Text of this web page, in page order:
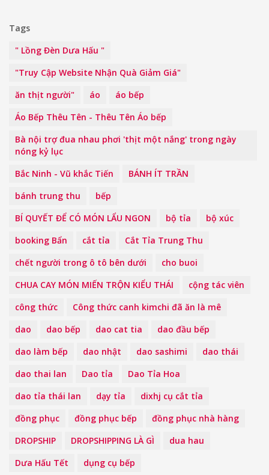
Tags
" Lồng Đèn Dưa Hấu "
"Truy Cập Website Nhận Quà Giảm Giá"
ăn thịt người"
áo
áo bếp
Áo Bếp Thêu Tên - Thêu Tên Áo bếp
Bà nội trợ đua nhau phơi 'thịt một nắng' trong ngày
nóng kỷ lục
Bắc Ninh - Vũ khắc Tiến
BÁNH ÍT TRẦN
bánh trung thu
bếp
BÍ QUYẾT ĐỂ CÓ MÓN LẨU NGON
bộ tỉa
bộ xúc
booking Bẩn
cắt tỉa
Cắt Tỉa Trung Thu
chết người trong ô tô bên dưới
cho buoi
CHUA CAY MÓN MIẾN TRỘN KIỂU THÁI
cộng tác viên
công thức
Công thức canh kimchi đã ăn là mê
dao
dao bếp dao cat tia
dao đầu bếp
dao làm bếp
dao nhật dao sashimi
dao thái
dao thai lan
Dao tỉa
Dao Tỉa Hoa
dao tỉa thái lan
dạy tỉa
dixhj cụ cắt tỉa
đồng phục
đồng phục bếp
đồng phục nhà hàng
DROPSHIP
DROPSHIPPING LÀ GÌ
dua hau
Dưa Hấu Tết
dụng cụ bếp